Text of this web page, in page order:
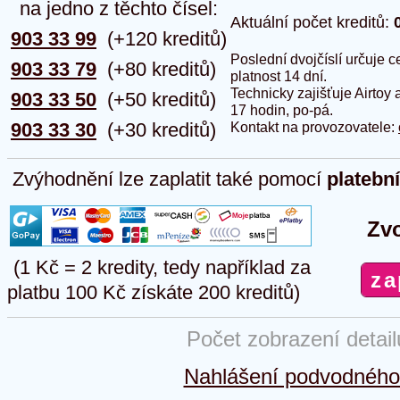
na jedno z těchto čísel:
903 33 99
903 33 79
903 33 50
903 33 30
(+120 kreditů)
(+80 kreditů)
(+50 kreditů)
(+30 kreditů)
Aktuální počet kreditů:
Poslední dvojčíslí určuje
platnost 14 dní.
Technicky zajišťuje Airtoy
17 hodin, po-pá.
Kontakt na provozovatele:
Zvýhodnění lze zaplatit také pomocí
(1 Kč = 2 kredity, tedy například za
platbu 100 Kč získáte 200 kreditů)
Počet zobrazení
Nahlášení